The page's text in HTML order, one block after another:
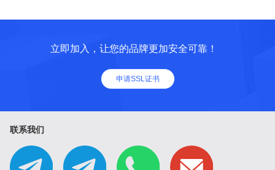
立即加入，让您的品牌更加安全可靠！
申请SSL证书
联系我们